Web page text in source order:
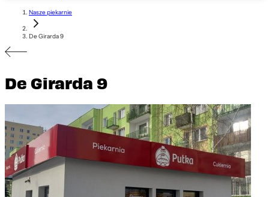
Nasze piekarnie
De Girarda 9
De Girarda 9